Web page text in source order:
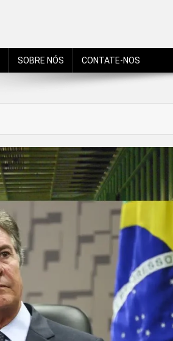
SOBRE NÓS CONTATE-NOS